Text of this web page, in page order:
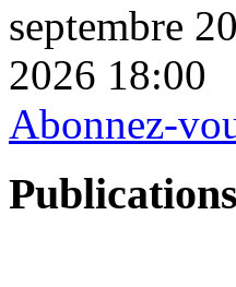
septembre
2026 18:00
Abonnez-
Publications